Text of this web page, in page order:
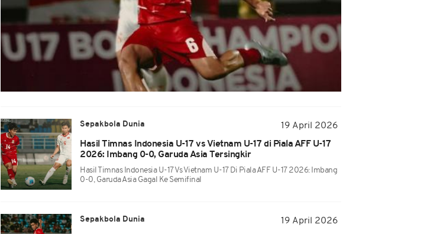
Sepakbola Dunia
19 April 2026
Hasil Timnas Indonesia U-17 vs Vietnam U-17 di Piala AFF U-17
2026: Imbang 0-0, Garuda Asia Tersingkir
Hasil Timnas Indonesia U-17 Vs Vietnam U-17 Di Piala AFF U-17 2026: Imbang
0-0, Garuda Asia Gagal Ke Semifinal
Sepakbola Dunia
19 April 2026